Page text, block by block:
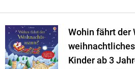
Wohin fährt der
Kinder ab 3